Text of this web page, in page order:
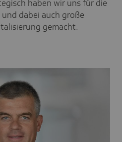
haben wir uns für die
dabei auch große
gemacht.